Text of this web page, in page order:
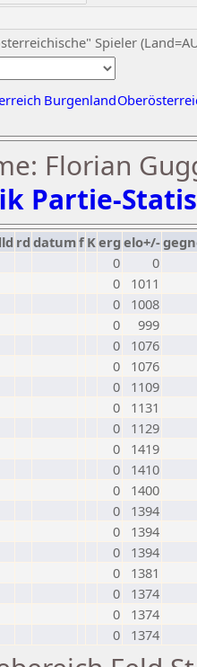
Spieler
Burgenland
Florian
Partie-
rd datumf Kerg elo+/-
0
0
0
1011
0
1008
0
999
0
1076
0
1076
0
1109
0
1131
0
1129
0
1419
0
1410
0
1400
0
1394
0
1394
0
1394
0
1381
0
1374
0
1374
0 1374